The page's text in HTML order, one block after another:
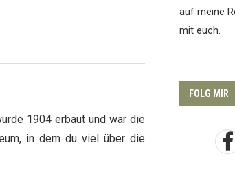
1904 erbaut und war die
in dem du viel über die
auf meine
mit euch.
FOLG MIR